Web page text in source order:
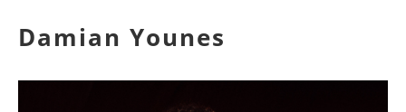
Damian Younes